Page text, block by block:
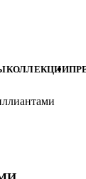
КОЛЛЕКЦИИ